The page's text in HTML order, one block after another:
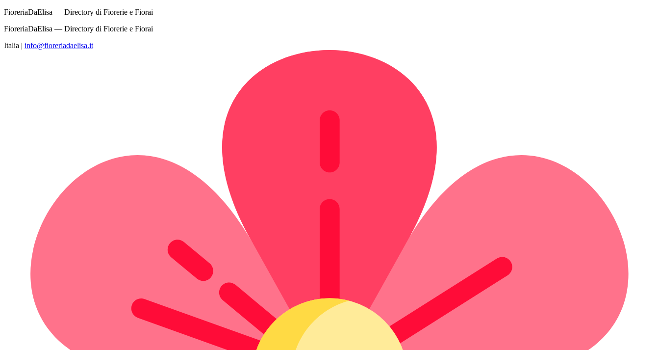
FioreriaDaElisa — Directory di Fiorerie e Fiorai
FioreriaDaElisa — Directory di Fiorerie e Fiorai
Italia | info@fioreriadaelisa.it